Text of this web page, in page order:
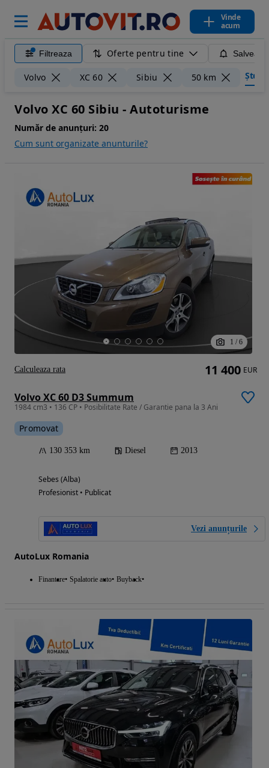
Vinde
acum
Filtreaza Oferte pentru tine
Volvo XC 60 Sibiu 50 km
Volvo XC 60 Sibiu - Autoturisme
Număr de anunțuri: 20
Cum sunt organizate anunturile?
1 / 6
Volvo XC 60 D3 Summum
1984 cm3 • 136 CP • Posibilitate Rate / Garantie pana la 3 Ani
Promovat
130 353 km Diesel 2013
Sebes (Alba)
Profesionist • Publicat
Vezi anunțurile
AutoLux Romania
Finantare Spalatorie auto Buyback
11 400 EUR
Calculeaza rata